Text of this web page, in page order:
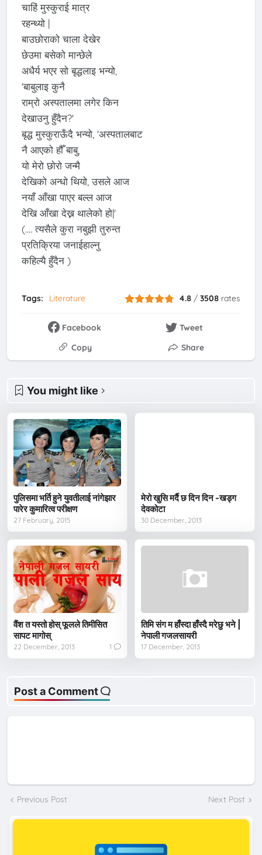
चाहिं मुस्कुराई मात्र
रहन्थ्यो |
बाउछोराको चाला देखेर
छेउमा बसेको मान्छेले
अधैर्य भएर सो बृद्धलाइ भन्यो,
'बाबुलाइ कुनै
राम्रो अस्पतालमा लगेर किन
देखाउनु हुँदैन?'
बृद्ध मुस्कुराऊँदै भन्यो, 'अस्पतालबाट
नै आएको हौँ बाबु,
यो मेरो छोरो जन्मै
देखिको अन्धो थियो, उसले आज
नयाँ आँखा पाएर बल्ल आज
देखि आँखा देख्न थालेको हो|'
(.... त्यसैले कुरा नबुझी तुरुन्त
प्रतिक्रिया जनाईहाल्नु
कहिल्यै हुँदैन )
Tags: Literature 4.8 /3508 rates
Facebook
Tweet
Copy
Share
You might like
पुलिसमा भर्ति हुने युवतीलाई नांगेझार
पारेर कुमारित्व परीक्षण
27 February, 2015
मेरो खुसि मर्दै छ दिन दिन -खड्ग
देवकोटा
30 December, 2013
वैंश त यस्तो होस् फूलले तिमीसित
सापट मागोस्
22 December, 2013 1
तिमि संग म हाँस्दा हाँस्दै मरेछु भने |
नेपाली गजलसायरी
17 December, 2013
Post a Comment
Previous Post Next Post